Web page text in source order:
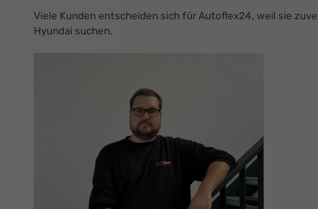
Viele Kunden entscheiden sich für Autoflex24, weil sie
Hyundai suchen.